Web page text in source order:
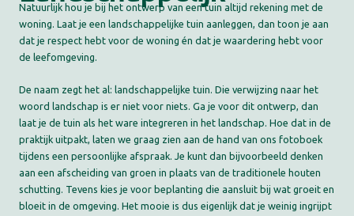
Natuurlijk hou je bij het ontwerp van een tuin altijd rekening met de
woning. Laat je een landschappelijke tuin aanleggen, dan toon je aan
dat je respect hebt voor de woning én dat je waardering hebt voor
de leefomgeving.
De naam zegt het al: landschappelijke tuin. Die verwijzing naar het
woord landschap is er niet voor niets. Ga je voor dit ontwerp, dan
laat je de tuin als het ware integreren in het landschap. Hoe dat in de
praktijk uitpakt, laten we graag zien aan de hand van ons fotoboek
tijdens een persoonlijke afspraak. Je kunt dan bijvoorbeeld denken
aan een afscheiding van groen in plaats van de traditionele houten
schutting. Tevens kies je voor beplanting die aansluit bij wat groeit en
bloeit in de omgeving. Het mooie is dus eigenlijk dat je weinig ingrijpt